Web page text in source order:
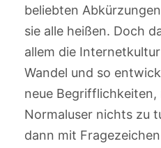
beliebten
sie alle heißen. Doch
allem die
Wandel und so
neue Begrifflichkeiten,
Normaluser nichts zu
dann mit